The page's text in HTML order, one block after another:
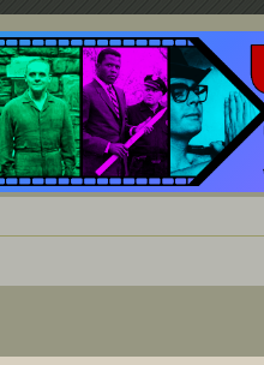
und ein Paradies für Cineasten